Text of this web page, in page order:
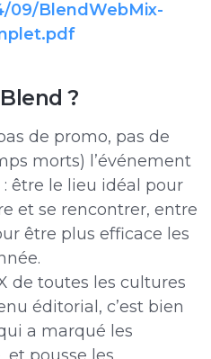
09/BlendWebMix-
?
de promo, pas de
morts) l’événement
être le lieu idéal pour
et se rencontrer, entre
être plus efficace les
de toutes les cultures
éditorial, c’est bien
a marqué les